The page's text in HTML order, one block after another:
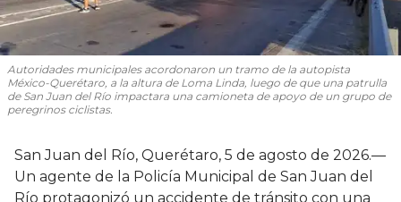
Autoridades municipales acordonaron un tramo de la autopista
México-Querétaro, a la altura de Loma Linda, luego de que una patrulla
de San Juan del Río impactara una camioneta de apoyo de un grupo de
peregrinos ciclistas.
San Juan del Río, Querétaro, 5 de agosto de 2026.—
Un agente de la Policía Municipal de San Juan del
Río protagonizó un accidente de tránsito con una